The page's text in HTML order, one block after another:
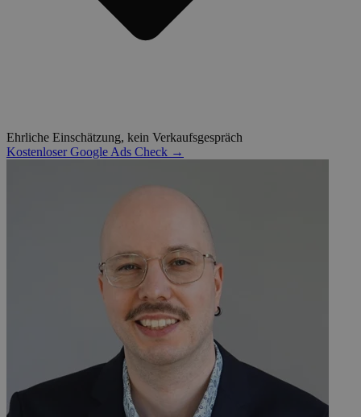
Ehrliche Einschätzung, kein Verkaufsgespräch
Kostenloser Google Ads Check →